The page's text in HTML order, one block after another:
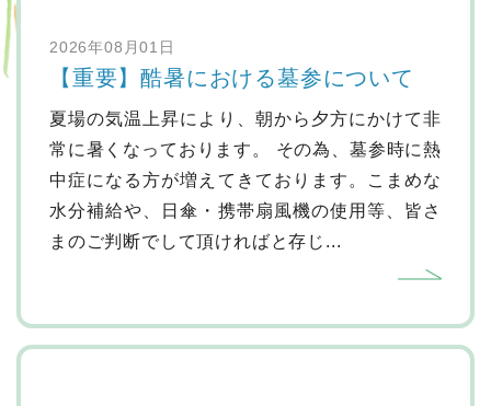
2026年08月01日
【重要】酷暑における墓参について
夏場の気温上昇により、朝から夕方にかけて非
常に暑くなっております。 その為、墓参時に熱
中症になる方が増えてきております。こまめな
水分補給や、日傘・携帯扇風機の使用等、皆さ
まのご判断でして頂ければと存じ...